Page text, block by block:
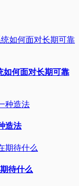
如何面对长期可靠
造法
待什么